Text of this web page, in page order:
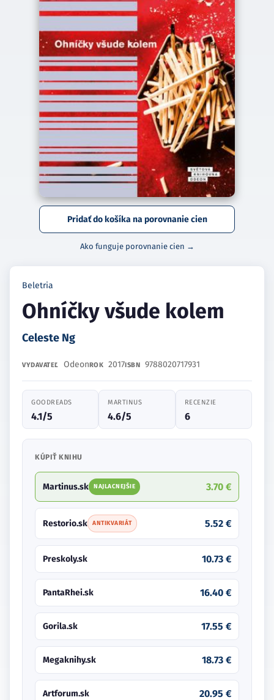
Pridať do košíka na porovnanie cien
Ako funguje porovnanie cien →
Beletria
Ohníčky všude kolem
Celeste Ng
VYDAVATEĽ OdeonROK 2017ISBN 9788020717931
GOODREADS
4.1/5
MARTINUS
4.6/5
RECENZIE
6
KÚPIŤ KNIHU
Martinus.sk NAJLACNEJŠIE 3.70 €
Restorio.sk ANTIKVARIÁT 5.52 €
Preskoly.sk 10.73 €
PantaRhei.sk 16.40 €
Gorila.sk 17.55 €
Megaknihy.sk 18.73 €
Artforum.sk 20.95 €